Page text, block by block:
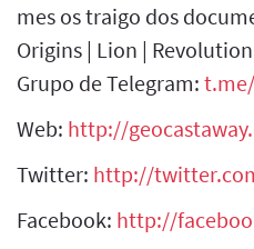
mes os traigo dos
Origins | Lion | Revolution
Grupo de Telegram:
Web: http://
Twitter: http://
Facebook: http://